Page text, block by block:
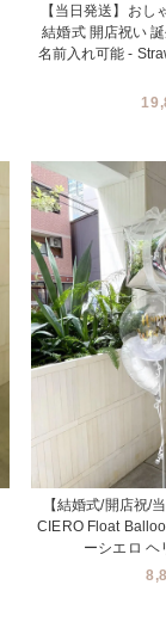
【当日発送】おし
結婚式 開店祝い
名前入れ可能 -
【結婚式/開店祝/
CIERO Float
ーシエロ ヘ